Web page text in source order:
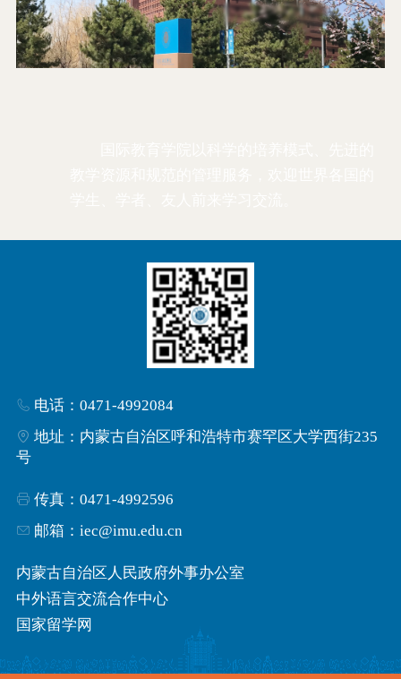
电话：0471-4992084
地址：内蒙古自治区呼和浩特市赛罕区大学西街235
号
传真：0471-4992596
邮箱：iec@imu.edu.cn
内蒙古自治区人民政府外事办公室
中外语言交流合作中心
国家留学网
国际合作与交流处